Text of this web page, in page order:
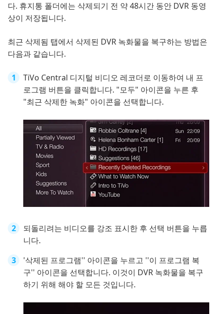
다. 휴지통 폴더에는 삭제되기 전 약 48시간 동안 DVR 동영
상이 저장됩니다.
최근 삭제됨 탭에서 삭제된 DVR 녹화물을 복구하는 방법은
다음과 같습니다.
TiVo Central 디지털 비디오 레코더로 이동하여 내 프
로그램 버튼을 클릭합니다. "모두" 아이콘을 누른 후
"최근 삭제한 녹화" 아이콘을 선택합니다.
되돌리려는 비디오를 강조 표시한 후 선택 버튼을 누릅
니다.
'삭제된 프로그램'' 아이콘을 누르고 ''이 프로그램 복
구'' 아이콘을 선택합니다. 이것이 DVR 녹화물을 복구
하기 위해 해야 할 모든 것입니다.